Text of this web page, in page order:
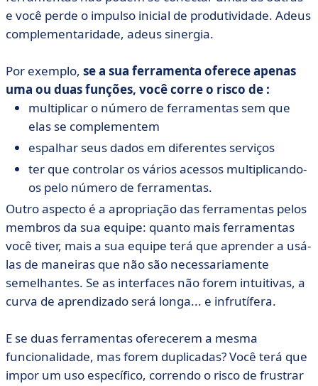
e você perde o impulso inicial de produtividade. Adeus
complementaridade, adeus sinergia.
Por exemplo, se a sua ferramenta oferece apenas
uma ou duas funções, você corre o risco de :
multiplicar o número de ferramentas sem que
elas se complementem
espalhar seus dados em diferentes serviços
ter que controlar os vários acessos multiplicando-
os pelo número de ferramentas.
Outro aspecto é a apropriação das ferramentas pelos
membros da sua equipe: quanto mais ferramentas
você tiver, mais a sua equipe terá que aprender a usá-
las de maneiras que não são necessariamente
semelhantes. Se as interfaces não forem intuitivas, a
curva de aprendizado será longa... e infrutífera.
E se duas ferramentas oferecerem a mesma
funcionalidade, mas forem duplicadas? Você terá que
impor um uso específico, correndo o risco de frustrar